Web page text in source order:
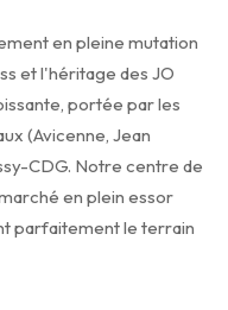
en pleine mutation
et l'héritage des JO
portée par les
(Avicenne, Jean
CDG. Notre centre de
en plein essor
parfaitement le terrain